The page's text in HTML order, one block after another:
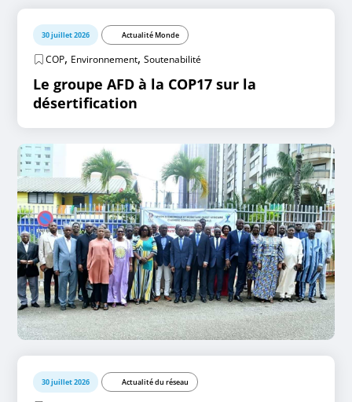
30 juillet 2026 Actualité Monde
COP, Environnement,Soutenabilité
Le groupe AFD à la COP17 sur la
désertification
30 juillet 2026 Actualité du réseau